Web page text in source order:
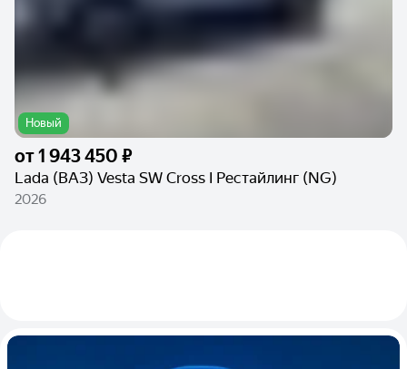
Новый
от1 943 450 ₽
Lada (ВАЗ) Vesta SW Cross I Рестайлинг (NG)
2026